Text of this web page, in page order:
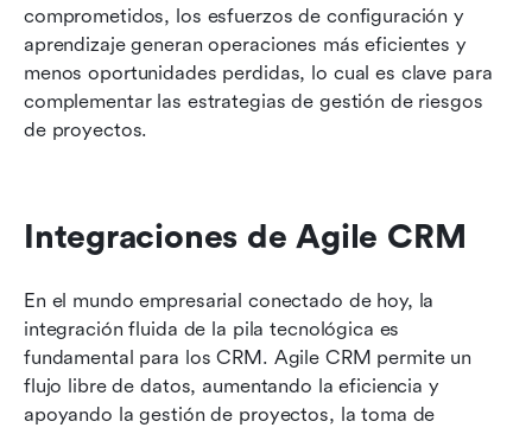
comprometidos, los esfuerzos de configuración y
aprendizaje generan operaciones más eficientes y
menos oportunidades perdidas, lo cual es clave para
complementar las estrategias de gestión de riesgos
de proyectos.
Integraciones de Agile CRM
En el mundo empresarial conectado de hoy, la
integración fluida de la pila tecnológica es
fundamental para los CRM. Agile CRM permite un
flujo libre de datos, aumentando la eficiencia y
apoyando la gestión de proyectos, la toma de